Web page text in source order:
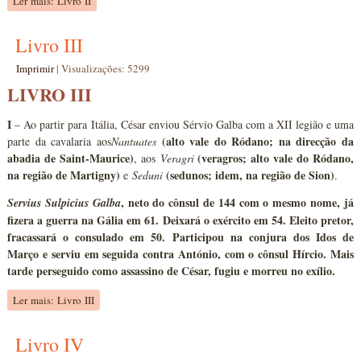
Livro III
Imprimir|Visualizações: 5299
LIVRO III
I– Ao partir para Itália, César enviou Sérvio Galba com a XII legião e uma
parte da cavalaria aosNantuates (alto vale do Ródano; na direcção da
abadia de Saint-Maurice), aos Veragri (veragros; alto vale do Ródano,
na região de Martigny) eSeduni(sedunos; idem, na região de Sion).
Servius Sulpicius Galba, neto do cônsul de 144 com o mesmo nome, já
fizera a guerra na Gália em 61. Deixará o exército em 54. Eleito pretor,
fracassará o consulado em 50. Participou na conjura dos Idos de
Março e serviu em seguida contra António, com o cônsul Hírcio. Mais
tarde perseguido como assassino de César, fugiu e morreu no exílio.
Ler mais: Livro III
Livro IV